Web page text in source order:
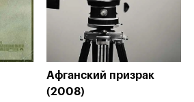
Афганский призрак
(2008)